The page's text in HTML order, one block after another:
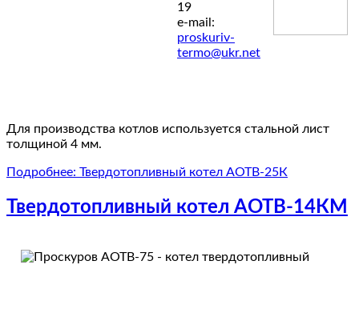
19
e-mail:
proskuriv-
termo@ukr.net
Для производства котлов используется стальной лист
толщиной 4 мм.
Подробнее: Твердотопливный котел АОТВ-25К
Твердотопливный котел АОТВ-14КM